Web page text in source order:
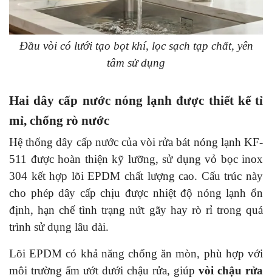
Đầu vòi có lưới tạo bọt khí, lọc sạch tạp chất, yên
tâm sử dụng
Hai dây cấp nước nóng lạnh được thiết kế tỉ
mỉ, chống rò nước
Hệ thống dây cấp nước của vòi rửa bát nóng lạnh KF-
511 được hoàn thiện kỹ lưỡng, sử dụng vỏ bọc inox
304 kết hợp lõi EPDM chất lượng cao. Cấu trúc này
cho phép dây cấp chịu được nhiệt độ nóng lạnh ổn
định, hạn chế tình trạng nứt gãy hay rò rỉ trong quá
trình sử dụng lâu dài.
Lõi EPDM có khả năng chống ăn mòn, phù hợp với
môi trường ẩm ướt dưới chậu rửa, giúp vòi chậu rửa